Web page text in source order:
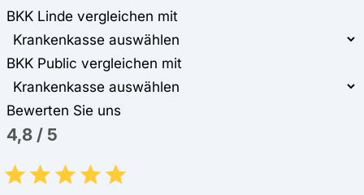
BKK Linde vergleichen mit
BKK Public vergleichen mit
Bewerten Sie uns
4,8 / 5